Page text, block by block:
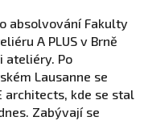
absolvování Fakulty
A PLUS v Brně
ateliéry. Po
Lausanne se
architects, kde se stal
Zabývají se